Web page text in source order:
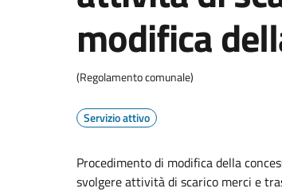
modifica
(Regolamento comunale)
Servizio attivo
Procedimento di modifica della
svolgere attività di scarico merci e